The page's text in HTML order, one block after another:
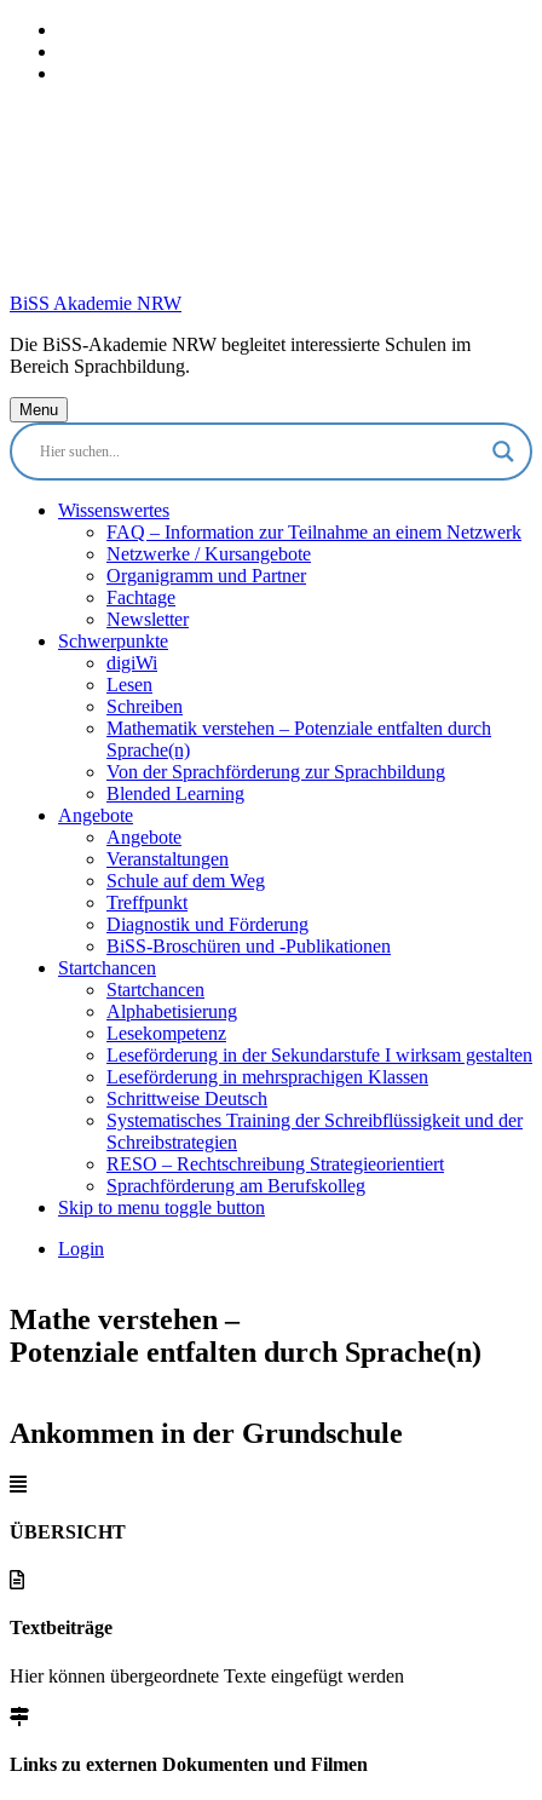
BiSS Akademie NRW
Die BiSS-Akademie NRW begleitet interessierte Schulen im
Bereich Sprachbildung.
Menu
Wissenswertes
FAQ – Information zur Teilnahme an einem Netzwerk
Netzwerke / Kursangebote
Organigramm und Partner
Fachtage
Newsletter
Schwerpunkte
digiWi
Lesen
Schreiben
Mathematik verstehen – Potenziale entfalten durch
Sprache(n)
Von der Sprachförderung zur Sprachbildung
Blended Learning
Angebote
Angebote
Veranstaltungen
Schule auf dem Weg
Treffpunkt
Diagnostik und Förderung
BiSS-Broschüren und -Publikationen
Startchancen
Startchancen
Alphabetisierung
Lesekompetenz
Leseförderung in der Sekundarstufe I wirksam gestalten
Leseförderung in mehrsprachigen Klassen
Schrittweise Deutsch
Systematisches Training der Schreibflüssigkeit und der
Schreibstrategien
RESO – Rechtschreibung Strategieorientiert
Sprachförderung am Berufskolleg
Skip to menu toggle button
Login
Mathe verstehen –
Potenziale entfalten durch Sprache(n)
Ankommen in der Grundschule
ÜBERSICHT
Textbeiträge
Hier können übergeordnete Texte eingefügt werden
Links zu externen Dokumenten und Filmen